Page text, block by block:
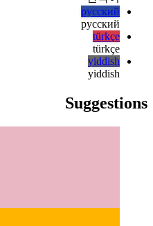
日本語
한국어
한국어
русский
русский
türkçe
yiddish
yiddish